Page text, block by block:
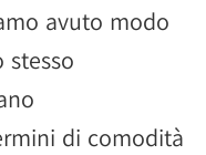
avuto modo
di comodità